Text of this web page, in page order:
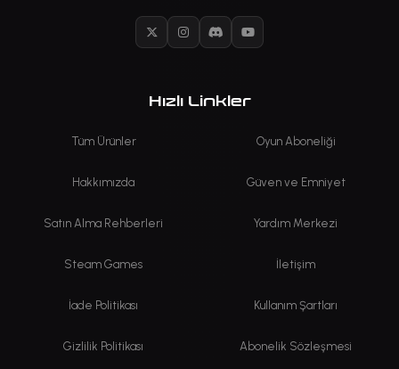
X InstagramDiscordYouTube
Hızlı Linkler
Tüm Ürünler Oyun Aboneliği
Hakkımızda Güven ve Emniyet
Satın Alma Rehberleri Yardım Merkezi
Steam Games İletişim
İade Politikası Kullanım Şartları
Gizlilik Politikası Abonelik Sözleşmesi